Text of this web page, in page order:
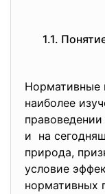
1.1.
Нормативные
наиболее
и на
природа,
условие
нормативных